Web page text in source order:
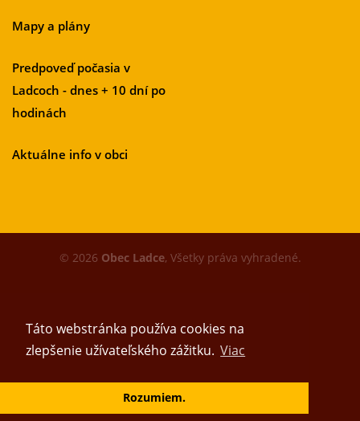
Táto webstránka používa cookies na
zlepšenie užívateľského zážitku. Viac
Rozumiem.
Mapy a plány
Predpoveď počasia v
Ladcoch - dnes + 10 dní po
hodinách
Aktuálne info v obci
© 2026 Obec Ladce, Všetky práva vyhradené.
Vytvoril tím